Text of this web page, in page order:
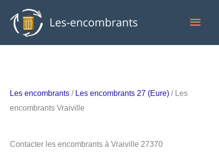
contenu
Les encombrants / Les encombrants 27 (Eure) / Les
encombrants Vraiville
Contacter les encombrants à Vraiville 27370